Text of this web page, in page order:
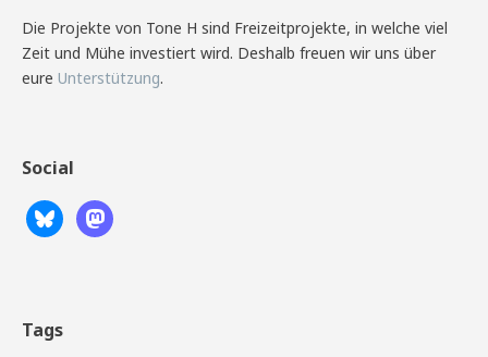
Die Projekte von Tone H sind Freizeitprojekte, in welche viel
Zeit und Mühe investiert wird. Deshalb freuen wir uns über
eure Unterstützung.
Social
Tags